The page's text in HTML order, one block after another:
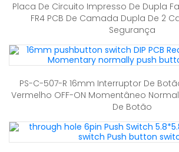
Placa De Circuito Impresso De Dupla
FR4 PCB De Camada Dupla De 2
Segurança
PS-C-507-R 16mm Interruptor De
Vermelho OFF-ON Momentâneo
De Botão